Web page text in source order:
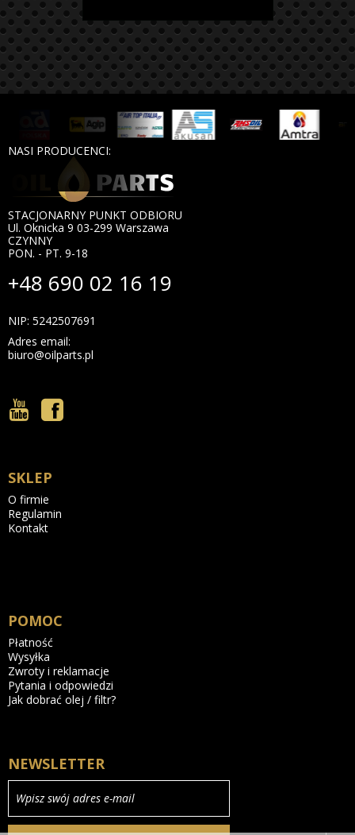
NASI PRODUCENCI:
STACJONARNY PUNKT ODBIORU
Ul. Oknicka 9 03-299 Warszawa
CZYNNY
PON. - PT. 9-18
+48 690 02 16 19
NIP: 5242507691
Adres email:
biuro@oilparts.pl
SKLEP
O firmie
Regulamin
Kontakt
POMOC
Płatność
Wysyłka
Zwroty i reklamacje
Pytania i odpowiedzi
Jak dobrać olej / filtr?
NEWSLETTER
Wpisz swój adres e-mail